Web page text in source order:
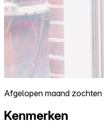
Afgelopen maand zochten
Kenmerken